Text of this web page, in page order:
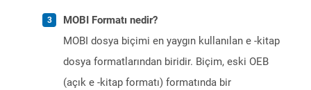
MOBI Formatı nedir?
MOBI dosya biçimi en yaygın kullanılan e -kitap
dosya formatlarından biridir. Biçim, eski OEB
(açık e -kitap formatı) formatında bir